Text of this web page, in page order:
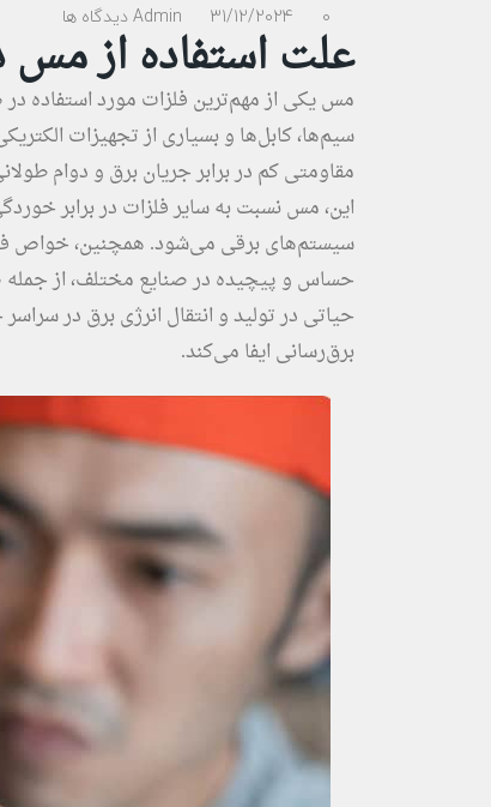
Admin 31/12/2024 0 دیدگاه ها
علت استفاده از
مس یکی از مهم‌ترین فلزات مورد استفاده
سیم‌ها، کابل‌ها و بسیاری از تجهیزات
مقاومتی کم در برابر جریان برق و دوام
این، مس نسبت به سایر فلزات در برابر
سیستم‌های برقی می‌شود. همچنین، خواص
حساس و پیچیده در صنایع مختلف، از جمله
حیاتی در تولید و انتقال انرژی برق در
برق‌رسانی ایفا می‌کند.